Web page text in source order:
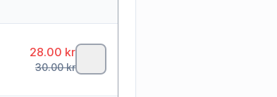
28.00 kr
30.00kr